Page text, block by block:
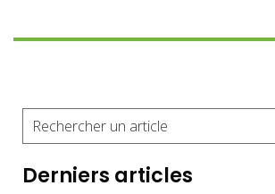
Derniers articles